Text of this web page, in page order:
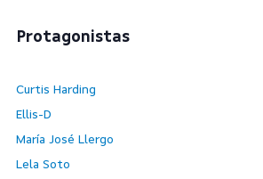
Protagonistas
Curtis Harding
Ellis-D
María José Llergo
Lela Soto